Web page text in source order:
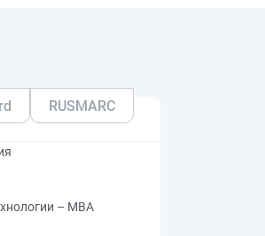
RUSMARC
– МВА